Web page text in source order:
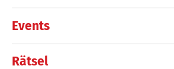
Events
Rätsel